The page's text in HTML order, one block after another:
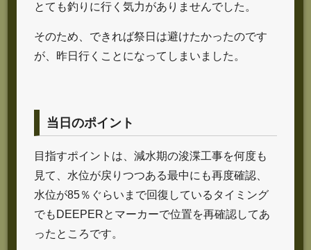
とても釣りに行く気力がありませんでした。
そのため、できれば祭日は避けたかったのです
が、昨日行くことになってしまいました。
当日のポイント
目指すポイントは、減水期の浚渫工事を何度も
見て、水位が戻りつつある最中にも再度確認、
水位が85％ぐらいまで回復しているタイミング
でもDEEPERとマーカーで位置を再確認してあ
ったところです。